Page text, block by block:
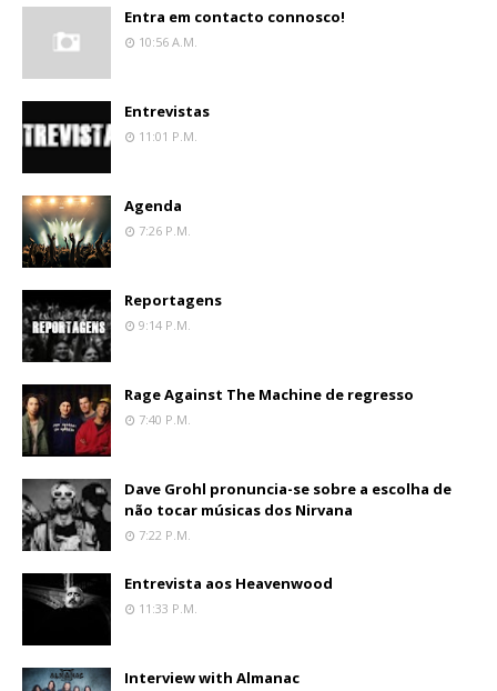
Entra em contacto connosco!
10:56 A.m.
Entrevistas
11:01 P.m.
Agenda
7:26 P.m.
Reportagens
9:14 P.m.
Rage Against The Machine de regresso
7:40 P.m.
Dave Grohl pronuncia-se sobre a escolha de
não tocar músicas dos Nirvana
7:22 P.m.
Entrevista aos Heavenwood
11:33 P.m.
Interview with Almanac